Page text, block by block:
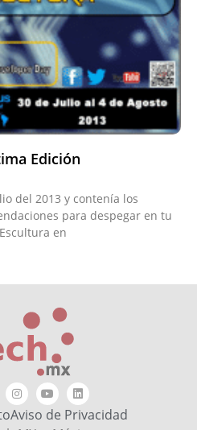
Edición
del 2013 y contenía los
para despegar en tu
en
Aviso de Privacidad